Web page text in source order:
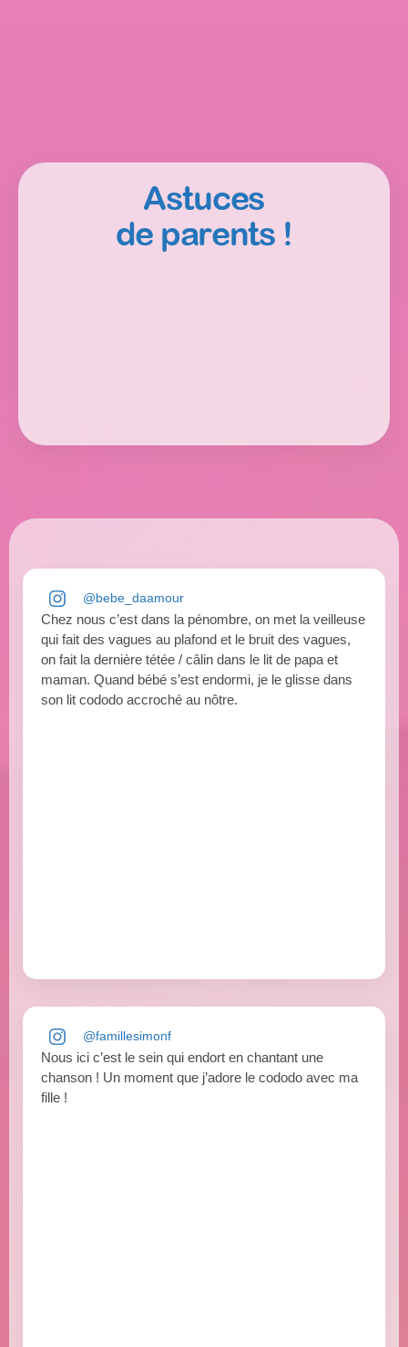
Astuces
de parents !
@bebe_daamour
Chez nous c’est dans la pénombre, on met la veilleuse
qui fait des vagues au plafond et le bruit des vagues,
on fait la dernière tétée / câlin dans le lit de papa et
maman. Quand bébé s’est endormi, je le glisse dans
son lit cododo accroché au nôtre.
@famillesimonf
Nous ici c’est le sein qui endort en chantant une
chanson ! Un moment que j’adore le cododo avec ma
fille !